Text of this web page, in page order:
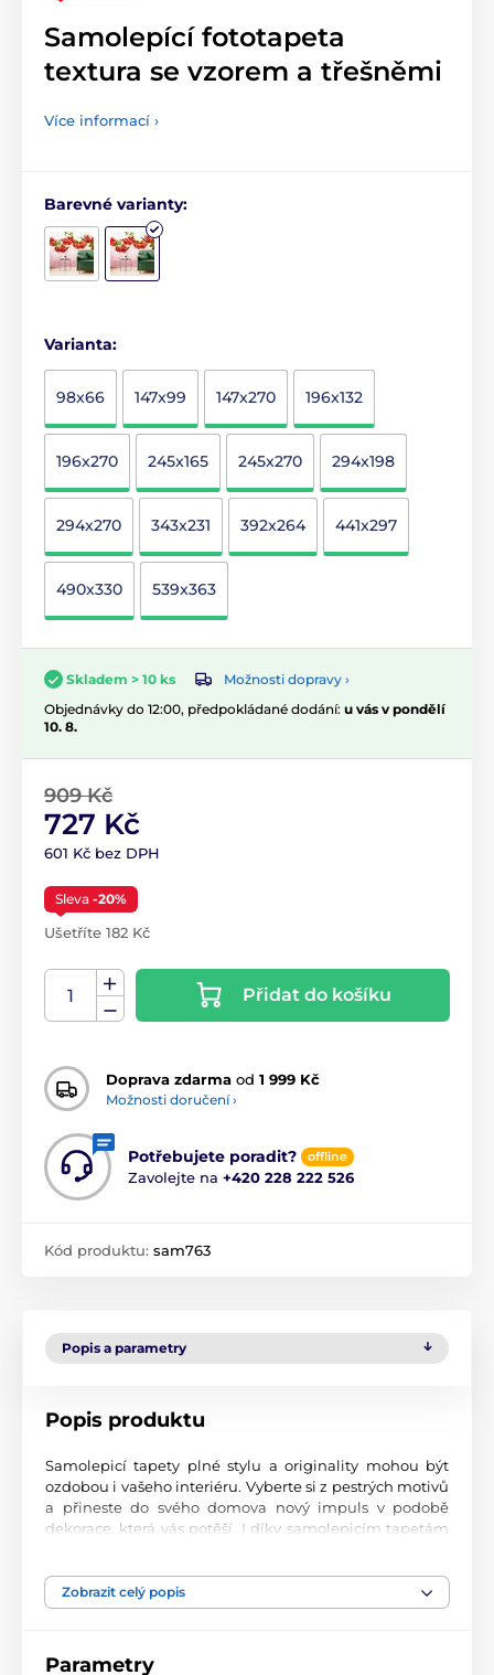
Samolepící fototapeta
textura se vzorem a třešněmi
Více informací ›
Barevné varianty:
Varianta:
98x66 147x99 147x270 196x132
196x270 245x165 245x270 294x198
294x270 343x231 392x264 441x297
490x330 539x363
Skladem > 10 ks
Možnosti dopravy ›
Objednávky do 12:00, předpokládané dodání: u vás v pondělí
10. 8.
909 Kč
727 Kč
601 Kč bez DPH
Sleva -20%
Ušetříte 182 Kč
Přidat do košíku
Doprava zdarma od 1 999 Kč
Možnosti doručení ›
Potřebujete poradit? offline
Zavolejte na +420 228 222 526
Kód produktu: sam763
Popis a parametry
Popis produktu
Samolepicí tapety plné stylu a originality mohou být
ozdobou i vašeho interiéru. Vyberte si z pestrých motivů
a přineste do svého domova nový impuls v podobě
dekorace, která vás potěší. I díky samolepicím tapetám
Perfektní tiskové zpracování
materiál s jemným povrchem a matným vzhledem. Tisk
Zobrazit celý popis
Parametry